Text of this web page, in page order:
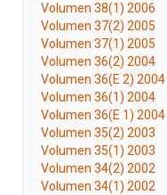
Volumen 38(1) 2006
Volumen 37(2) 2005
Volumen 37(1) 2005
Volumen 36(2) 2004
Volumen 36(E 2) 2004
Volumen 36(1) 2004
Volumen 36(E 1) 2004
Volumen 35(2) 2003
Volumen 35(1) 2003
Volumen 34(2) 2002
Volumen 34(1) 2002